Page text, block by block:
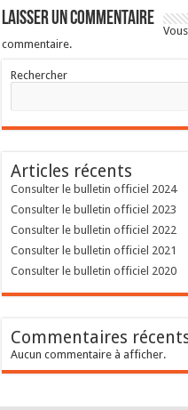
Laisser un commentaire
commentaire.
Rechercher
Articles récents
Consulter le bulletin officiel 2024
Consulter le bulletin officiel 2023
Consulter le bulletin officiel 2022
Consulter le bulletin officiel 2021
Consulter le bulletin officiel 2020
Commentaires
Aucun commentaire à afficher.